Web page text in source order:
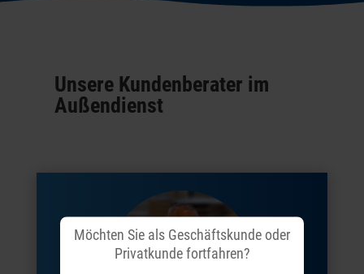
Unsere Kundenberater im
Außendienst
Möchten Sie als Geschäftskunde oder
Privatkunde fortfahren?